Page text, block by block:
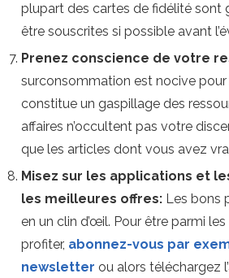
plupart des cartes de fidélité sont
être souscrites si possible avant
Prenez conscience de votre
surconsommation est nocive pour
constitue un gaspillage des
affaires n’occultent pas votre
que les articles dont vous avez
Misez sur les applications et
les meilleures offres: Les bons
en un clin d’œil. Pour être parmi
profiter, abonnez-vous par
newsletter ou alors téléchargez